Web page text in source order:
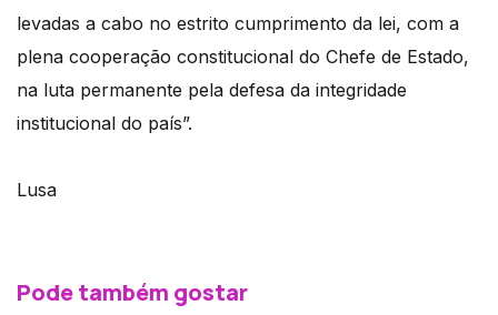
levadas a cabo no estrito cumprimento da lei, com a
plena cooperação constitucional do Chefe de Estado,
na luta permanente pela defesa da integridade
institucional do país”.
Lusa
Pode também gostar